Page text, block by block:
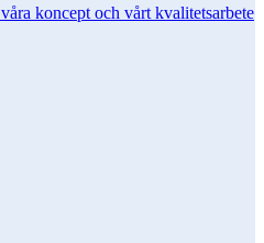
koncept och vårt kvalitetsarbete